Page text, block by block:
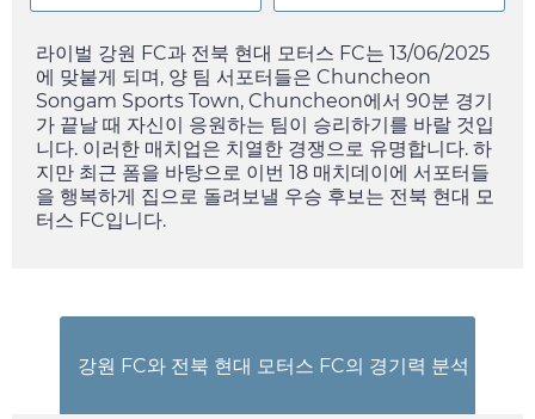
라이벌 강원 FC과 전북 현대 모터스 FC는 13/06/2025
에 맞붙게 되며, 양 팀 서포터들은 Chuncheon
Songam Sports Town, Chuncheon에서 90분 경기
가 끝날 때 자신이 응원하는 팀이 승리하기를 바랄 것입
니다. 이러한 매치업은 치열한 경쟁으로 유명합니다. 하
지만 최근 폼을 바탕으로 이번 18 매치데이에 서포터들
을 행복하게 집으로 돌려보낼 우승 후보는 전북 현대 모
터스 FC입니다.
강원 FC와 전북 현대 모터스 FC의 경기력 분석